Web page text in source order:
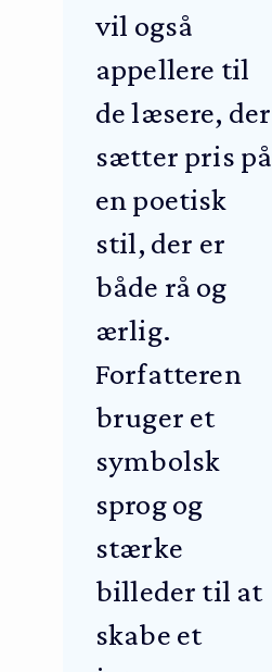
vil også
appellere til
de læsere, der
sætter pris på
en poetisk
stil, der er
både rå og
ærlig.
Forfatteren
bruger et
symbolsk
sprog og
stærke
billeder til at
skabe et